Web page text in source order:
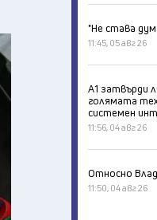
"Не става
11:45, 05 авг 26
А1 затвърди
голямата
системен
11:56, 04 авг 26
Относно
11:50, 04 авг 26